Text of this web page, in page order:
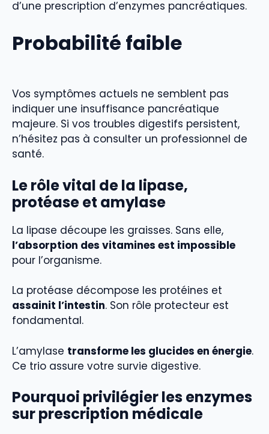
d’une prescription d’enzymes pancréatiques.
Probabilité faible
Vos symptômes actuels ne semblent pas
indiquer une insuffisance pancréatique
majeure. Si vos troubles digestifs persistent,
n’hésitez pas à consulter un professionnel de
santé.
Le rôle vital de la lipase,
protéase et amylase
La lipase découpe les graisses. Sans elle,
l’absorption des vitamines est impossible
pour l’organisme.
La protéase décompose les protéines et
assainit l’intestin. Son rôle protecteur est
fondamental.
L’amylase transforme les glucides en énergie.
Ce trio assure votre survie digestive.
Pourquoi privilégier les enzymes
sur prescription médicale